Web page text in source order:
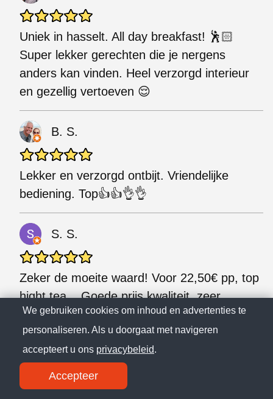
Uniek in hasselt. All day breakfast! 🕺🏻
Super lekker gerechten die je nergens
anders kan vinden. Heel verzorgd interieur
en gezellig vertoeven 😌
B. S.
Lekker en verzorgd ontbijt. Vriendelijke
bediening. Top👍👍👌👌
S. S.
Zeker de moeite waard! Voor 22,50€ pp, top
hight tea... Goede prijs kwaliteit, zeer
vriendelijk en topkwaliteit producten!!! Vooral
de hoeveelheden, sfeer en kwaliteit waren
super. Tot snel!
C. M.
We gebruiken cookies om inhoud en advertenties te
personaliseren. Als u doorgaat met navigeren
accepteert u ons privacybeleid.
Accepteer